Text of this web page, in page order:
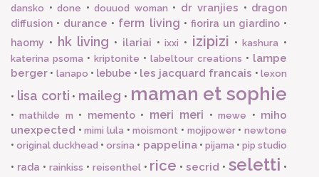
dansko • done • douuod woman • dr vranjies • dragon
diffusion • durance • ferm living • fiorira un giardino•
haomy • hk living • ilariai •ixxi • izipizi •kashura •
katerina psoma • kriptonite • labeltour creations • lampe
berger • lanapo • lebube • les jacquard francais •lexon
• lisa corti • maileg • maman et sophie
•mathilde m • memento• meri meri •mewe • miho
unexpected •mimi lula •moismont • mojipower•newtone
•original duckhead •orsina • pappelina• pijama • pip studio
• rada • rainkiss • reisenthel• rice •secrid •seletti •